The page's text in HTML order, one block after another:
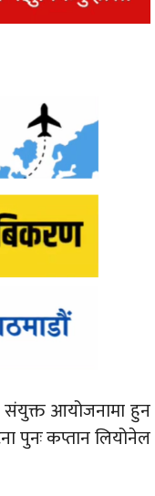
संयुक्त आयोजनामा हुन
पुनः कप्तान लियोनेल